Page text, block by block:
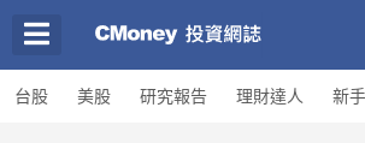
台股 美股 研究報告 理財達人 新